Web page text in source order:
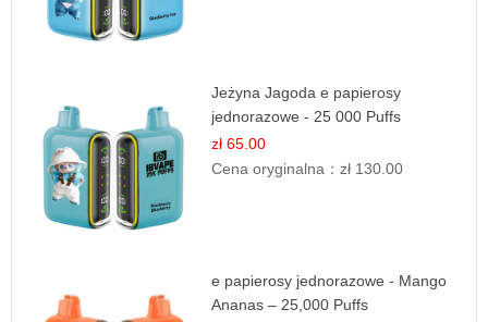
Jeżyna Jagoda e papierosy
jednorazowe - 25 000 Puffs
zł 65.00
Cena oryginalna：zł 130.00
e papierosy jednorazowe - Mango
Ananas – 25,000 Puffs